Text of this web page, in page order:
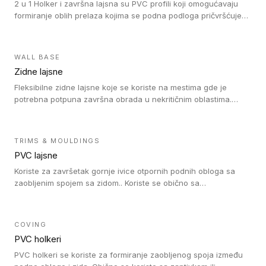
2 u 1 Holker i završna lajsna su PVC profili koji omogućavaju
formiranje oblih prelaza kojima se podna podloga pričvršćuje
WALL BASE
Zidne lajsne
Fleksibilne zidne lajsne koje se koriste na mestima gde je
potrebna potpuna završna obrada u nekritičnim oblastima.
TRIMS & MOULDINGS
PVC lajsne
Koriste za završetak gornje ivice otpornih podnih obloga sa
zaobljenim spojem sa zidom.. Koriste se obično sa
rešenje).
COVING
PVC holkeri
PVC holkeri se koriste za formiranje zaobljenog spoja između